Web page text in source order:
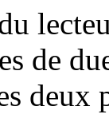
de
deux